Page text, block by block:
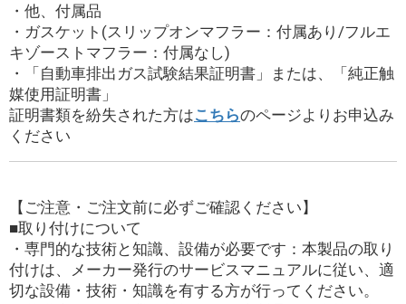
・他、付属品
・ガスケット(スリップオンマフラー：付属あり/フルエ
キゾーストマフラー：付属なし)
・「自動車排出ガス試験結果証明書」または、「純正触
媒使用証明書」
証明書類を紛失された方はこちらのページよりお申込み
ください
【ご注意・ご注文前に必ずご確認ください】
■取り付けについて
・専門的な技術と知識、設備が必要です：本製品の取り
付けは、メーカー発行のサービスマニュアルに従い、適
切な設備・技術・知識を有する方が行ってください。